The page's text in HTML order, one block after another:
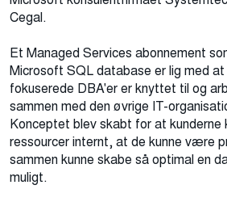
Cegal.
Et Managed Services abonnement
Microsoft SQL database er lig med
fokuserede DBA'er er knyttet til og
sammen med den øvrige IT-
Konceptet blev skabt for at kunderne
ressourcer internt, at de kunne være
sammen kunne skabe så optimal en
muligt.